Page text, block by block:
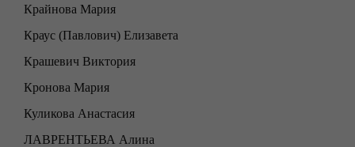
Крайнова Мария
Краус (Павлович) Елизавета
Крашевич Виктория
Кронова Мария
Куликова Анастасия
ЛАВРЕНТЬЕВА Алина